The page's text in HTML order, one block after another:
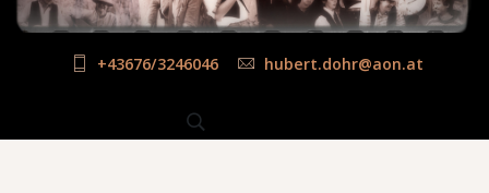
+43676/3246046 hubert.dohr@aon.at